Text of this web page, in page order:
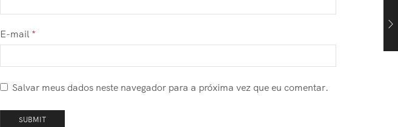
E-mail *
Salvar meus dados neste navegador para a próxima vez que eu comentar.